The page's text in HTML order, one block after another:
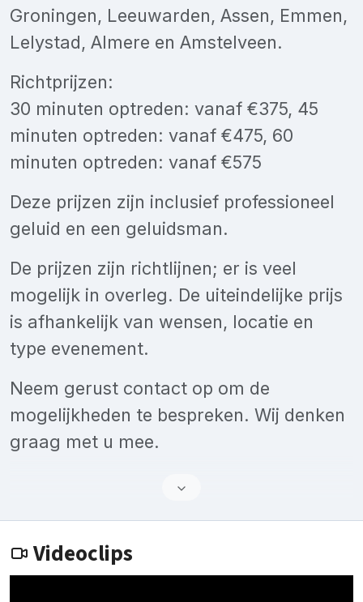
Groningen, Leeuwarden, Assen, Emmen,
Lelystad, Almere en Amstelveen.
Richtprijzen:
30 minuten optreden: vanaf €375, 45
minuten optreden: vanaf €475, 60
minuten optreden: vanaf €575
Deze prijzen zijn inclusief professioneel
geluid en een geluidsman.
De prijzen zijn richtlijnen; er is veel
mogelijk in overleg. De uiteindelijke prijs
is afhankelijk van wensen, locatie en
type evenement.
Neem gerust contact op om de
mogelijkheden te bespreken. Wij denken
graag met u mee.
Videoclips